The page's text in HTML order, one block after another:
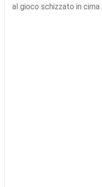
al gioco schizzato in cima ...